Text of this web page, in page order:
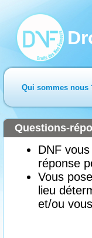
Qui sommes nous
DNF
réponse
Vous
lieu
et/ou
Questions-